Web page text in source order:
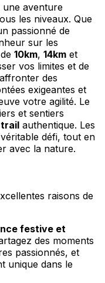
aventure
les niveaux. Que
passionné de
sur les
10km, 14km et
vos limites et de
des
exigeantes et
votre agilité. Le
et sentiers
trail authentique. Les
défi, tout en
avec la nature.
raisons de
festive et
des moments
passionnés, et
unique dans le